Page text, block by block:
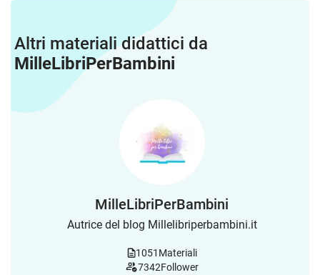
Altri materiali didattici da
MilleLibriPerBambini
MilleLibriPerBambini
Autrice del blog Millelibriperbambini.it
1051 Materiali
7342Follower